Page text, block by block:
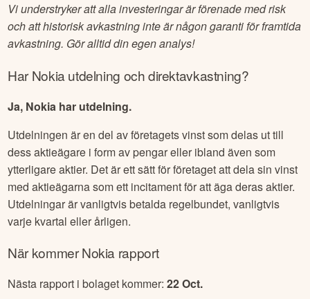
Vi understryker att alla investeringar är förenade med risk
och att historisk avkastning inte är någon garanti för framtida
avkastning. Gör alltid din egen analys!
HarNokiautdelning och direktavkastning?
Ja, Nokia har utdelning.
Utdelningen är en del av företagets vinst som delas ut till
dess aktieägare i form av pengar eller ibland även som
ytterligare aktier. Det är ett sätt för företaget att dela sin vinst
med aktieägarna som ett incitament för att äga deras aktier.
Utdelningar är vanligtvis betalda regelbundet, vanligtvis
varje kvartal eller årligen.
När kommerNokia rapport
Nästa rapport i bolaget kommer:22 Oct.